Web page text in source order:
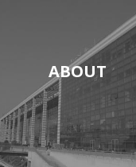
ABOUT